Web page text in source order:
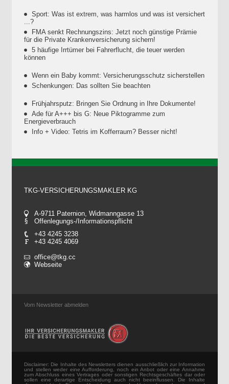
Sport: Was ist extrem, was harmlos und was ist versichert
...?
FMA senkt Rechnungszins: Jetzt noch günstige Prämie
für die Private Krankenversicherung sichern!
5 häufige Irrtümer bei Fahrerflucht, die teuer werden
können
Wenn ein Baby kommt: Versicherungsschutz sicherstellen
Schenkungen: Das sollten Sie beachten
Frühjahrsputz: Bringen Sie Ordnung in Ihre Dokumente!
Ade für A+++ bis G: Neue Piktogramme zum
Energieverbrauch
Info + Video: Tetris im Kofferraum? Besser nicht!
TKG-VERSICHERUNGSMAKLER KG
A-9711 Paternion, Widmanngasse 13
Offenlegungs-/Informationspflicht
+43 4245 3238
+43 4245 4069
office@tkg.cc
Webseite
Vom Newsletter abmelden
Disclaimer: Die Inhalte des Newsletters dienen ausschließlich zur Information
und stellen weder eine Aufforderung, noch ein Anbot oder eine Annahme
zum Abschluss eines Vertrages oder sonstigen Rechtsgeschäftes dar oder
sollen eine derartige Entscheidung auch nicht beeinflussen. Die Inhalte